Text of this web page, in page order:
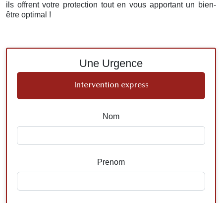
ils offrent votre protection tout en vous apportant un bien-
être optimal !
Une Urgence
Intervention express
Nom
Prenom